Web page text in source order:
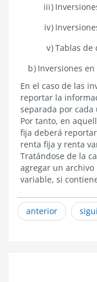
Tablas de
Inversiones
​En el caso de las
reportar la
separada por cada
Por tanto, en
fija deberá
renta fija y renta
Tratándose de la
agregar un
variable, si
anterior